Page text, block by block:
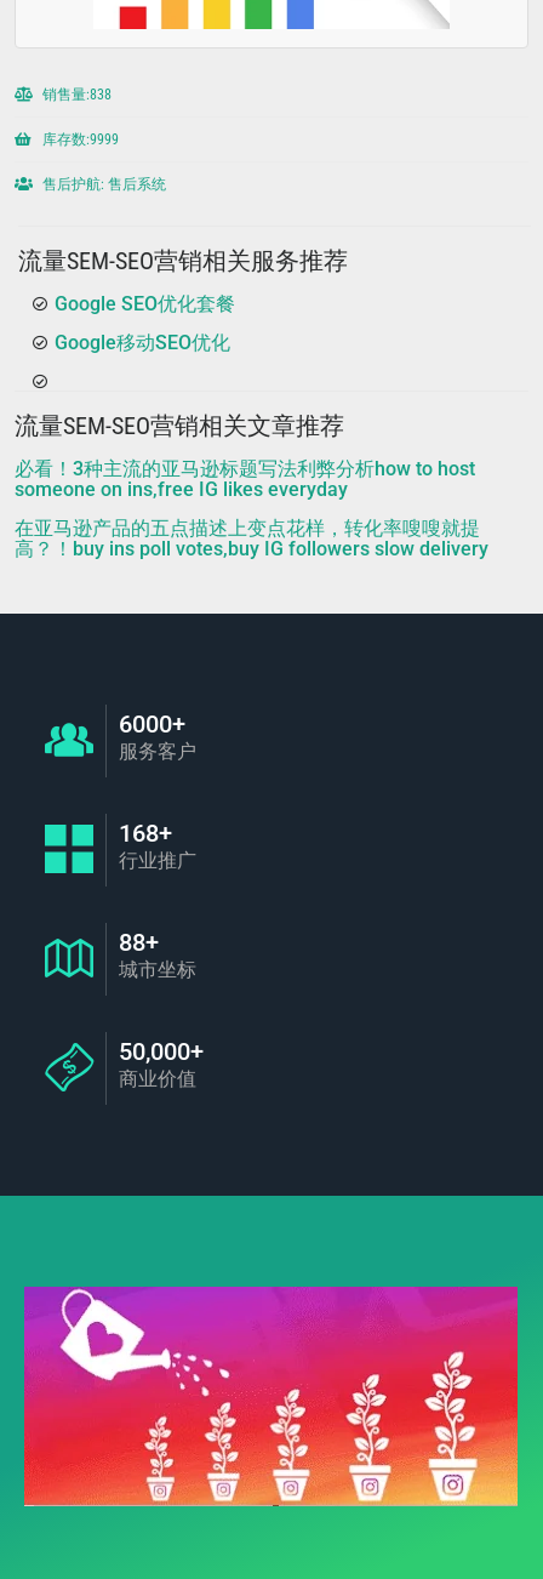
销售量:838
库存数:9999
售后护航: 售后系统
流量SEM-SEO营销相关服务推荐
Google SEO优化套餐
Google移动SEO优化
流量SEM-SEO营销相关文章推荐
必看！3种主流的亚马逊标题写法利弊分析how to host
someone on ins,free IG likes everyday
在亚马逊产品的五点描述上变点花样，转化率嗖嗖就提
高？！buy ins poll votes,buy IG followers slow delivery
6000+
服务客户
168+
行业推广
88+
城市坐标
50,000+
商业价值